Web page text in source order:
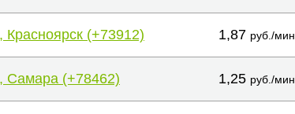
Красноярск (+73912) 1,87 руб./мин.
Самара (+78462) 1,25 руб./мин.